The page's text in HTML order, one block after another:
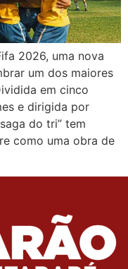
2026, uma nova
um dos maiores
em cinco
e dirigida por
do tri” tem
como uma obra de